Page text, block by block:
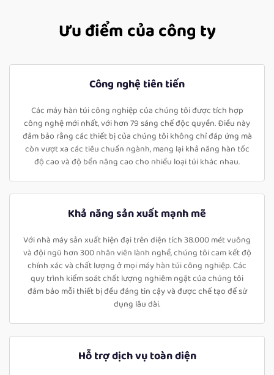
Ưu điểm của công ty
Công nghệ tiên tiến
Các máy hàn túi công nghiệp của chúng tôi được tích hợp
công nghệ mới nhất, với hơn 79 sáng chế độc quyền. Điều này
đảm bảo rằng các thiết bị của chúng tôi không chỉ đáp ứng mà
còn vượt xa các tiêu chuẩn ngành, mang lại khả năng hàn tốc
độ cao và độ bền nâng cao cho nhiều loại túi khác nhau.
Khả năng sản xuất mạnh mẽ
Với nhà máy sản xuất hiện đại trên diện tích 38.000 mét vuông
và đội ngũ hơn 300 nhân viên lành nghề, chúng tôi cam kết độ
chính xác và chất lượng ở mọi máy hàn túi công nghiệp. Các
quy trình kiểm soát chất lượng nghiêm ngặt của chúng tôi
đảm bảo mỗi thiết bị đều đáng tin cậy và được chế tạo để sử
dụng lâu dài.
Hỗ trợ dịch vụ toàn diện